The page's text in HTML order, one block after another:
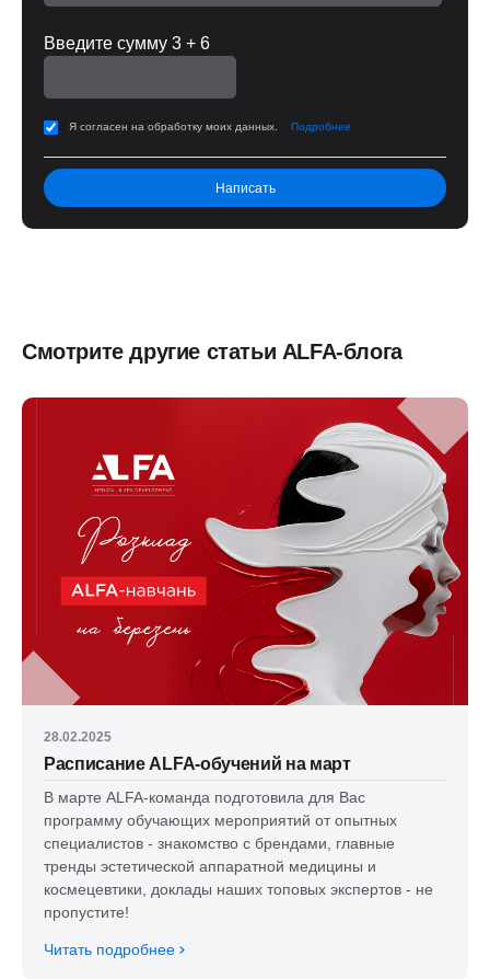
Введите сумму 3 + 6
Я согласен на обработку моих данных. Подробнее
Смотрите другие статьи ALFA-блога
28.02.2025
Расписание ALFA-обучений на март
В марте ALFA-команда подготовила для Вас
программу обучающих мероприятий от опытных
специалистов - знакомство с брендами, главные
тренды эстетической аппаратной медицины и
космецевтики, доклады наших топовых экспертов - не
пропустите!
Читать подробнее